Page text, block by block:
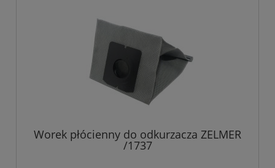
Worek płócienny do odkurzacza ZELMER
/1737